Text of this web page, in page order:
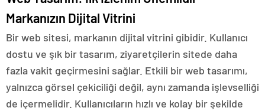
Markanızın Dijital Vitrini
Bir web sitesi, markanın dijital vitrini gibidir. Kullanıcı
dostu ve şık bir tasarım, ziyaretçilerin sitede daha
fazla vakit geçirmesini sağlar. Etkili bir web tasarımı,
yalnızca görsel çekiciliği değil, aynı zamanda işlevselliği
de içermelidir. Kullanıcıların hızlı ve kolay bir şekilde